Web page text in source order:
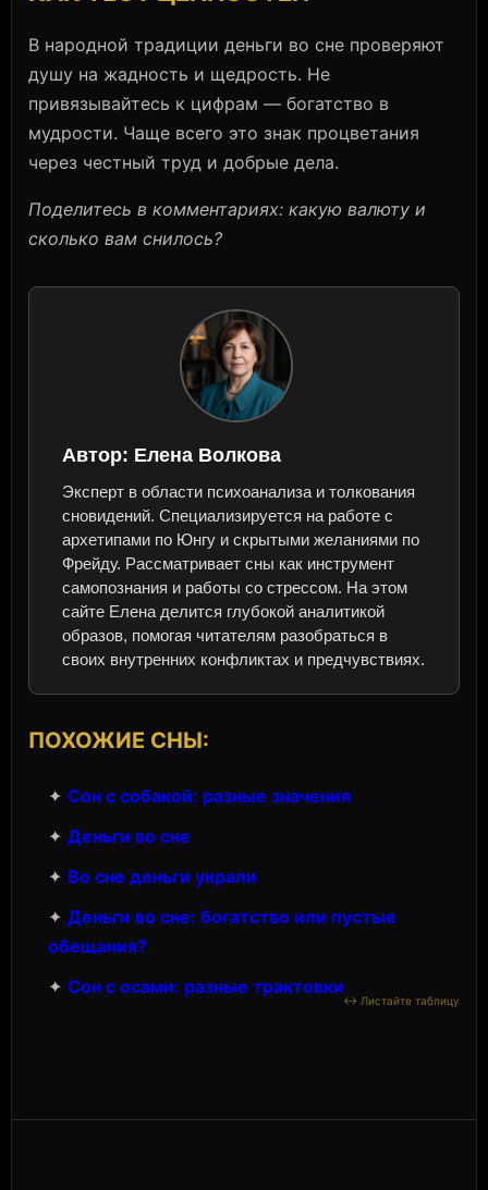
В народной традиции деньги во сне проверяют
душу на жадность и щедрость. Не
привязывайтесь к цифрам — богатство в
мудрости. Чаще всего это знак процветания
через честный труд и добрые дела.
Поделитесь в комментариях: какую валюту и
сколько вам снилось?
Автор: Елена Волкова
Эксперт в области психоанализа и толкования
сновидений. Специализируется на работе с
архетипами по Юнгу и скрытыми желаниями по
Фрейду. Рассматривает сны как инструмент
самопознания и работы со стрессом. На этом
сайте Елена делится глубокой аналитикой
образов, помогая читателям разобраться в
своих внутренних конфликтах и предчувствиях.
ПОХОЖИЕ СНЫ:
✦ Сон с собакой: разные значения
✦ Деньги во сне
✦ Во сне деньги украли
✦ Деньги во сне: богатство или пустые
обещания?
✦ Сон с осами: разные трактовки